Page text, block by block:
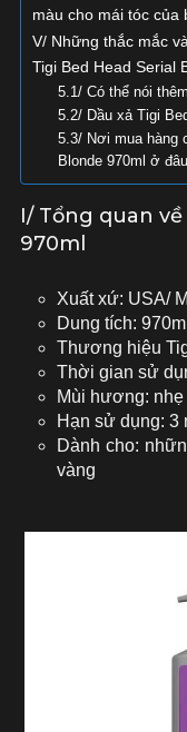
màu cho mái tóc của
V/ Những thắc mắc
Tigi Bed Head Serial
5.1/ Có thể nói
5.2/ Dầu xả Tigi
5.3/ Nơi mua hàng
Blonde 970ml ở
I/ Tổng quan
970ml
Xuất xứ: USA/
Dung tích: 970ml
Thương hiệu
Thời gian sử
Mùi hương:
Hạn sử dụng: 3
Dành cho:
vàng